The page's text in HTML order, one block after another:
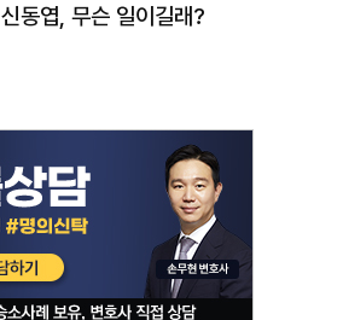
신동엽, 무슨 일이길래?